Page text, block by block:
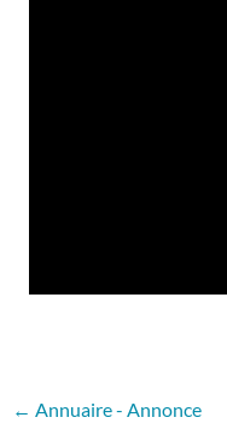
← Annuaire - Annonce